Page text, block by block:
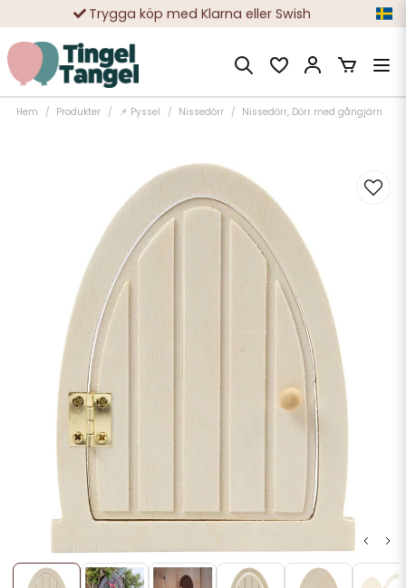
Trygga köp med Klarna eller Swish
10 000-tals nöjda kunder
Hem Produkter 📌 Pyssel Nissedörr Nissedörr, Dörr med gångjärn